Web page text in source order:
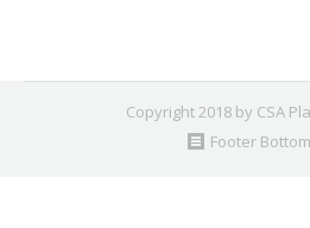
Copyright 2018 by CSA
Footer